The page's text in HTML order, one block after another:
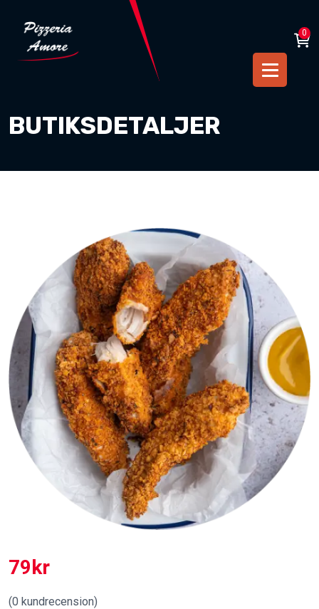
0
BUTIKSDETALJER
79kr
(0 kundrecension)